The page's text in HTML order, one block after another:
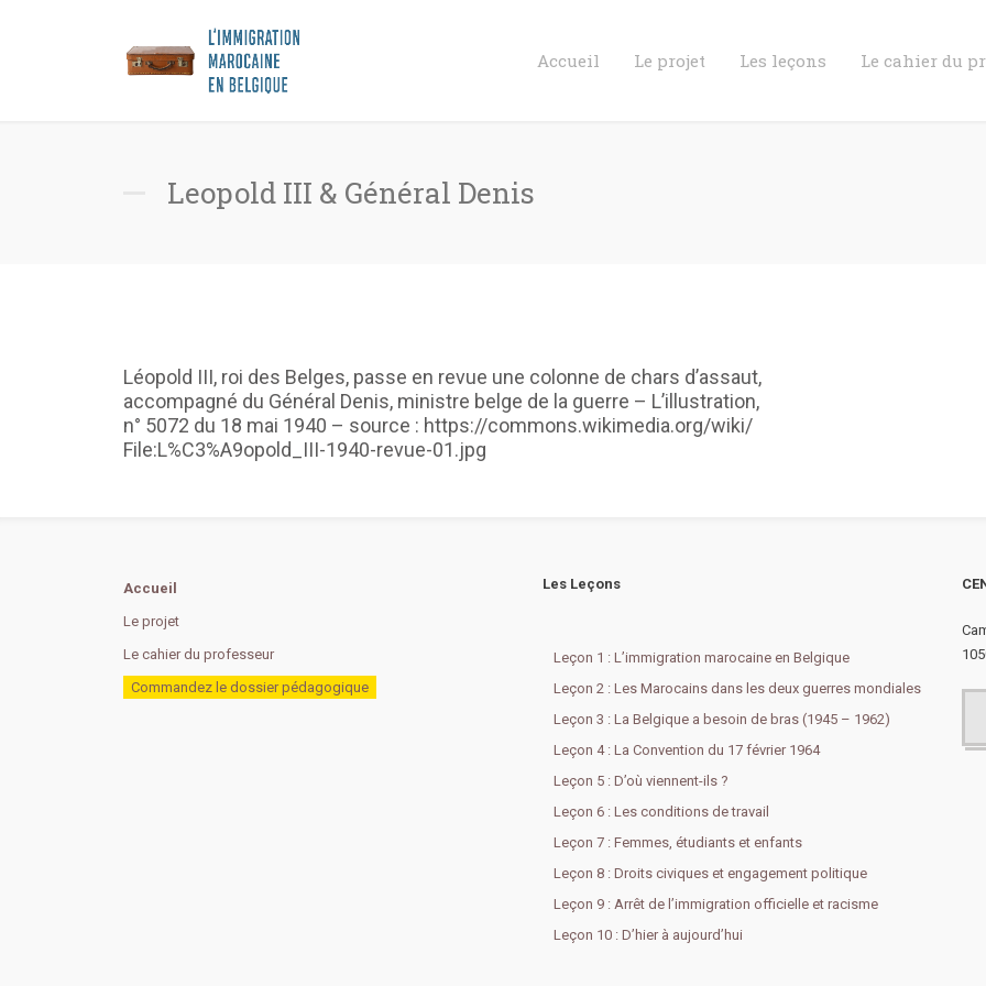
Accueil Le projet Les leçons Le cahier du
Leopold III & Général Denis
Léopold III, roi des Belges, passe en revue une colonne de chars d’assaut,
accompagné du Général Denis, ministre belge de la guerre – L’illustration,
n° 5072 du 18 mai 1940 – source : https://commons.wikimedia.org/wiki/
File:L%C3%A9opold_III-1940-revue-01.jpg
Accueil
Le projet
Le cahier du professeur
Commandez le dossier pédagogique
Les Leçons
Leçon 1 : L’immigration marocaine en Belgique
Leçon 2 : Les Marocains dans les deux guerres mondiales
Leçon 3 : La Belgique a besoin de bras (1945 – 1962)
Leçon 4 : La Convention du 17 février 1964
Leçon 5 : D’où viennent-ils ?
Leçon 6 : Les conditions de travail
Leçon 7 : Femmes, étudiants et enfants
Leçon 8 : Droits civiques et engagement politique
Leçon 9 : Arrêt de l’immigration officielle et racisme
Leçon 10 : D’hier à aujourd’hui